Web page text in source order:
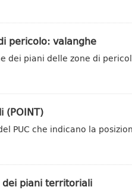
pericolo: valanghe
dei piani delle zone di
(POINT)
PUC che indicano la
piani territoriali